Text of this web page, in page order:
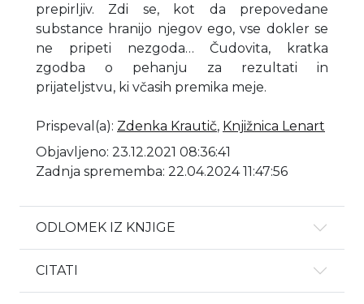
prepirljiv. Zdi se, kot da prepovedane
substance hranijo njegov ego, vse dokler se
ne pripeti nezgoda… Čudovita, kratka
zgodba o pehanju za rezultati in
prijateljstvu, ki včasih premika meje.
Prispeval(a): Zdenka Krautič, Knjižnica Lenart
Objavljeno: 23.12.2021 08:36:41
Zadnja sprememba: 22.04.2024 11:47:56
ODLOMEK IZ KNJIGE
CITATI